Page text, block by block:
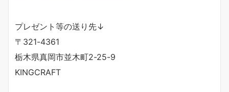
プレゼント等の送り先↓
〒321-4361
栃木県真岡市並木町2-25-9
KINGCRAFT